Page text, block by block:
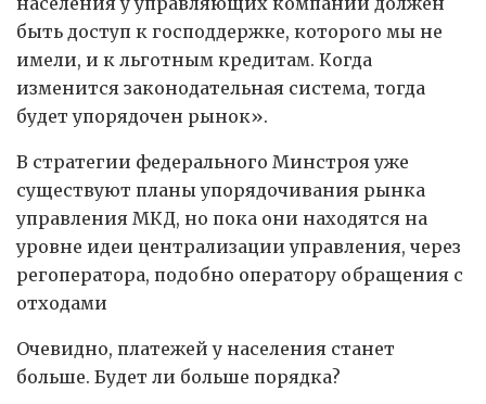
быть доступ к господдержке, которого мы не
имели, и к льготным кредитам. Когда
изменится законодательная система, тогда
будет упорядочен рынок».
В стратегии федерального Минстроя уже
существуют планы упорядочивания рынка
управления МКД, но пока они находятся на
уровне идеи централизации управления, через
регоператора, подобно оператору обращения с
отходами
Очевидно, платежей у населения станет
больше. Будет ли больше порядка?